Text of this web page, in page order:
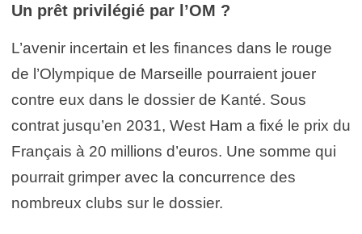
Un prêt privilégié par l’OM ?
L’avenir incertain et les finances dans le rouge
de l’Olympique de Marseille pourraient jouer
contre eux dans le dossier de Kanté. Sous
contrat jusqu’en 2031, West Ham a fixé le prix du
Français à 20 millions d’euros. Une somme qui
pourrait grimper avec la concurrence des
nombreux clubs sur le dossier.